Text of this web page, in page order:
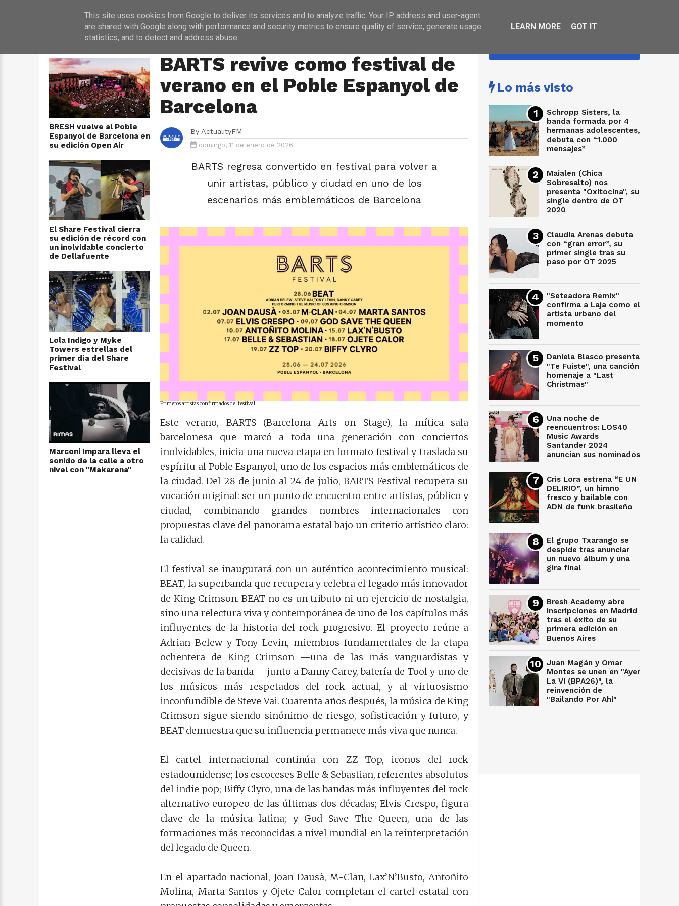
INICIO NOTICIAS PROGRAMACIÓN ENTREVISTAS
BRESH vuelve al Poble
Espanyol de Barcelona en
su edición Open Air
El Share Festival cierra
su edición de récord con
un inolvidable concierto
de Dellafuente
Lola Indigo y Myke
Towers estrellas del
primer día del Share
Festival
Marconi Impara lleva el
sonido de la calle a otro
nivel con "Makarena"
BARTS revive como festival de
verano en el Poble Espanyol de
Barcelona
By ActualityFM
domingo, 11 de enero de 2026
BARTS regresa convertido en festival para volver a
unir artistas, público y ciudad en uno de los
escenarios más emblemáticos de Barcelona
Primeros artistas confirmados del festival
Este verano, BARTS (Barcelona Arts on Stage), la mítica sala
barcelonesa que marcó a toda una generación con conciertos
inolvidables, inicia una nueva etapa en formato festival y traslada su
espíritu al Poble Espanyol, uno de los espacios más emblemáticos de
la ciudad. Del 28 de junio al 24 de julio, BARTS Festival recupera su
vocación original: ser un punto de encuentro entre artistas, público y
ciudad, combinando grandes nombres internacionales con
propuestas clave del panorama estatal bajo un criterio artístico claro:
la calidad.
El festival se inaugurará con un auténtico acontecimiento musical:
BEAT, la superbanda que recupera y celebra el legado más innovador
de King Crimson. BEAT no es un tributo ni un ejercicio de nostalgia,
sino una relectura viva y contemporánea de uno de los capítulos más
influyentes de la historia del rock progresivo. El proyecto reúne a
Adrian Belew y Tony Levin, miembros fundamentales de la etapa
ochentera de King Crimson —una de las más vanguardistas y
decisivas de la banda— junto a Danny Carey, batería de Tool y uno de
los músicos más respetados del rock actual, y al virtuosismo
inconfundible de Steve Vai. Cuarenta años después, la música de King
Crimson sigue siendo sinónimo de riesgo, sofisticación y futuro, y
BEAT demuestra que su influencia permanece más viva que nunca.
El cartel internacional continúa con ZZ Top, iconos del rock
estadounidense; los escoceses Belle & Sebastian, referentes absolutos
del indie pop; Biffy Clyro, una de las bandas más influyentes del rock
alternativo europeo de las últimas dos décadas; Elvis Crespo, figura
clave de la música latina; y God Save The Queen, una de las
formaciones más reconocidas a nivel mundial en la reinterpretación
del legado de Queen.
En el apartado nacional, Joan Dausà, M-Clan, Lax’N’Busto, Antoñito
Molina, Marta Santos y Ojete Calor completan el cartel estatal con
Lo más visto
Schropp Sisters, la
banda formada por 4
hermanas adolescentes,
debuta con “1.000
mensajes”
Maialen (Chica
Sobresalto) nos
presenta "Oxitocina", su
single dentro de OT
2020
Claudia Arenas debuta
con “gran error”, su
primer single tras su
paso por OT 2025
"Seteadora Remix"
confirma a Laja como el
artista urbano del
momento
Daniela Blasco presenta
"Te Fuiste", una canción
homenaje a "Last
Christmas"
Una noche de
reencuentros: LOS40
Music Awards
Santander 2024
anuncian sus nominados
Cris Lora estrena “E UN
DELIRIO”, un himno
fresco y bailable con
ADN de funk brasileño
El grupo Txarango se
despide tras anunciar
un nuevo álbum y una
gira final
Bresh Academy abre
inscripciones en Madrid
tras el éxito de su
primera edición en
Buenos Aires
Juan Magán y Omar
Montes se unen en "Ayer
La Vi (BPA26)", la
reinvención de
"Bailando Por Ahí"
This site uses cookies from Google to deliver its services and to analyze traffic. Your IP address and user-agent
are shared with Google along with performance and security metrics to ensure quality of service, generate usage
statistics, and to detect and address abuse.
LEARN MORE GOT IT